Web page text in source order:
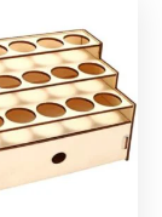
was:
$18.900.